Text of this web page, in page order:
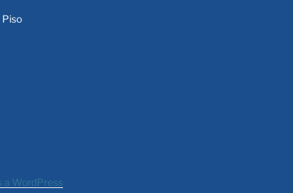
Piso
a WordPress